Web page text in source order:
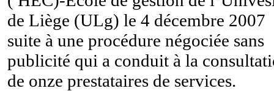
de Liège (ULg) le 4 décembre 2007
suite à une procédure négociée sans
publicité qui a conduit à la
de onze prestataires de services.